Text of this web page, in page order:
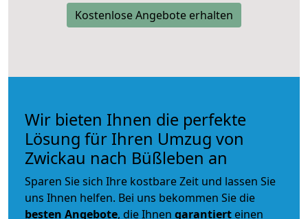
Kostenlose Angebote erhalten
Wir bieten Ihnen die perfekte
Lösung für Ihren Umzug von
Zwickau nach Büßleben an
Sparen Sie sich Ihre kostbare Zeit und lassen Sie
uns Ihnen helfen. Bei uns bekommen Sie die
besten Angebote, die Ihnen garantiert einen